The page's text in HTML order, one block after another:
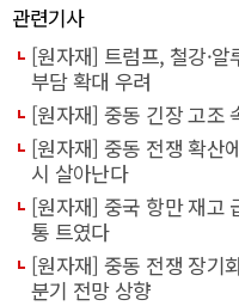
관련기사
[원자재] 트럼프, 철강·
부담 확대 우려
[원자재] 중동 긴장 고조
[원자재] 중동 전쟁 확산
시 살아난다
[원자재] 중국 항만 재고
통 트였다
[원자재] 중동 전쟁 장기
분기 전망 상향